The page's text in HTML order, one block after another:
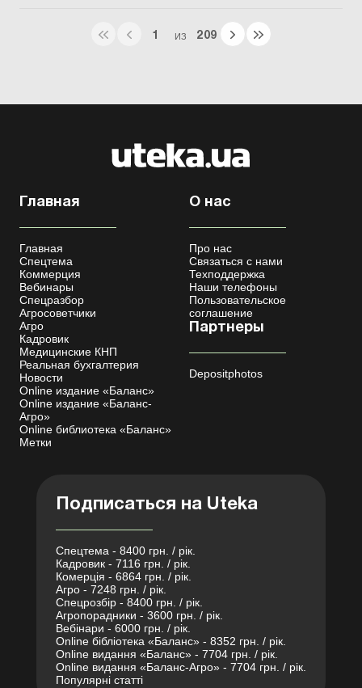
1 ИЗ 209
Главная
Главная
Спецтема
Коммерция
Вебинары
Спецразбор
Агросоветчики
Агро
Кадровик
Медицинские КНП
Реальная бухгалтерия
Новости
Online издание «Баланс»
Online издание «Баланс-
Агро»
Online библиотека «Баланс»
Метки
О нас
Про нас
Связаться с нами
Техподдержка
Наши телефоны
Пользовательское
соглашение
Партнеры
Depositphotos
Подписаться на Uteka
Спецтема - 8400 грн. / рік.
Кадровик - 7116 грн. / рік.
Комерція - 6864 грн. / рік.
Агро - 7248 грн. / рік.
Спецрозбір - 8400 грн. / рік.
Агропорадники - 3600 грн. / рік.
Вебінари - 6000 грн. / рік.
Online бібліотека «Баланс» - 8352 грн. / рік.
Online видання «Баланс» - 7704 грн. / рік.
Online видання «Баланс-Агро» - 7704 грн. / рік.
Популярні статті